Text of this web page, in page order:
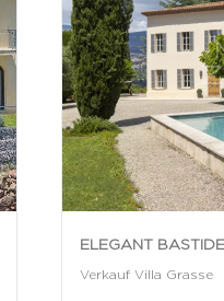
ELEGANT
Verkauf Villa Grasse